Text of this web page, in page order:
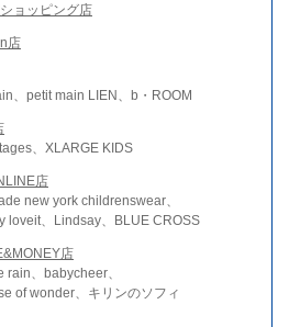
ョッピング店
店
、petit main LIEN、b・ROOM
、XLARGE KIDS
店
new york childrenswear、
loveit、Lindsay、BLUE CROSS
店
rain、babycheer、
of wonder、キリンのソフィ